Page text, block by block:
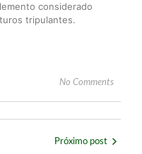
considerado
tripulantes.
No Comments
Próximo post